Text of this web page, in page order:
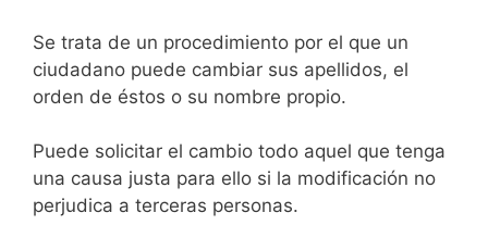
Se trata de un procedimiento por el que un
ciudadano puede cambiar sus apellidos, el
orden de éstos o su nombre propio.
Puede solicitar el cambio todo aquel que tenga
una causa justa para ello si la modificación no
perjudica a terceras personas.